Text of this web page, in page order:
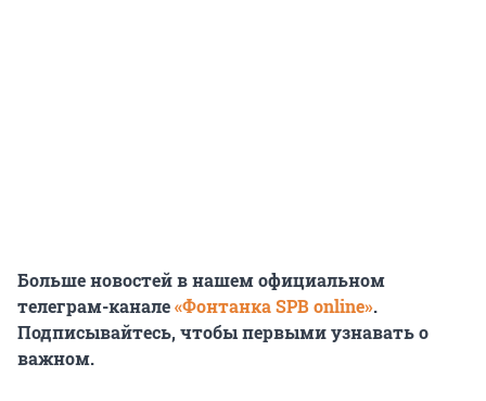
Больше новостей в нашем официальном
телеграм-канале«Фонтанка SPB online».
Подписывайтесь, чтобы первыми узнавать о
важном.